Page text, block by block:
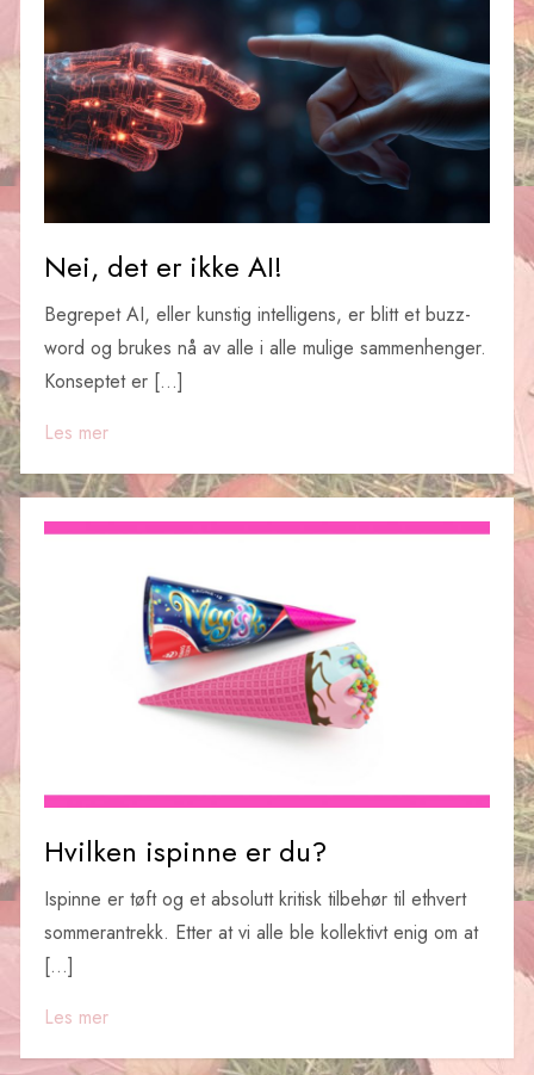
Nei, det er ikke AI!
Begrepet AI, eller kunstig intelligens, er blitt et buzz-
word og brukes nå av alle i alle mulige sammenhenger.
Konseptet er […]
Les mer
Hvilken ispinne er du?
Ispinne er tøft og et absolutt kritisk tilbehør til ethvert
sommerantrekk. Etter at vi alle ble kollektivt enig om at
[…]
Les mer